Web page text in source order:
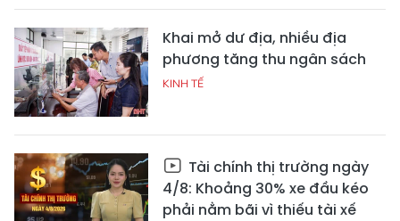
Khai mở dư địa, nhiều địa
phương tăng thu ngân sách
KINH TẾ
Tài chính thị trường ngày
4/8: Khoảng 30% xe đầu kéo
phải nằm bãi vì thiếu tài xế